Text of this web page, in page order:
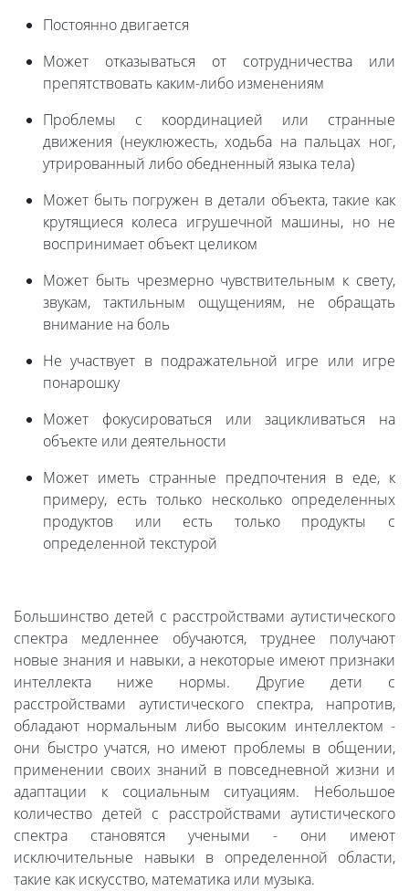
Постоянно двигается
Может отказываться от сотрудничества или
препятствовать каким-либо изменениям
Проблемы с координацией или странные
движения (неуклюжесть, ходьба на пальцах ног,
утрированный либо обедненный языка тела)
Может быть погружен в детали объекта, такие как
крутящиеся колеса игрушечной машины, но не
воспринимает объект целиком
Может быть чрезмерно чувствительным к свету,
звукам, тактильным ощущениям, не обращать
внимание на боль
Не участвует в подражательной игре или игре
понарошку
Может фокусироваться или зацикливаться на
объекте или деятельности
Может иметь странные предпочтения в еде, к
примеру, есть только несколько определенных
продуктов или есть только продукты с
определенной текстурой
Большинство детей с расстройствами аутистического
спектра медленнее обучаются, труднее получают
новые знания и навыки, а некоторые имеют признаки
интеллекта ниже нормы. Другие дети с
расстройствами аутистического спектра, напротив,
обладают нормальным либо высоким интеллектом -
они быстро учатся, но имеют проблемы в общении,
применении своих знаний в повседневной жизни и
адаптации к социальным ситуациям. Небольшое
количество детей с расстройствами аутистического
спектра становятся учеными - они имеют
исключительные навыки в определенной области,
такие как искусство, математика или музыка.